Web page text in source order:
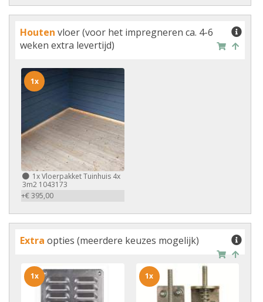
Houten vloer (voor het impregneren ca. 4-6
weken extra levertijd)
1xVloerpakket Tuinhuis 4x
3m2 1043173
+€ 395,00
1x
Extra opties (meerdere keuzes mogelijk)
1x 1x